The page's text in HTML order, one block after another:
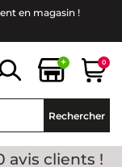
en magasin !
+ 0
Rechercher
avis clients !